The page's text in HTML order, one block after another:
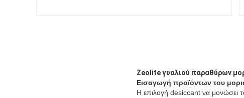
Zeolite γυαλιού παραθύρων
Εισαγωγή προϊόντων του
Η επιλογή desiccant να μονώσει